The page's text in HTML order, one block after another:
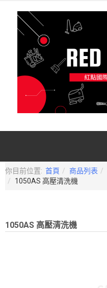
你目前位置: 首頁 商品列表
1050AS 高壓清洗機
1050AS 高壓清洗機